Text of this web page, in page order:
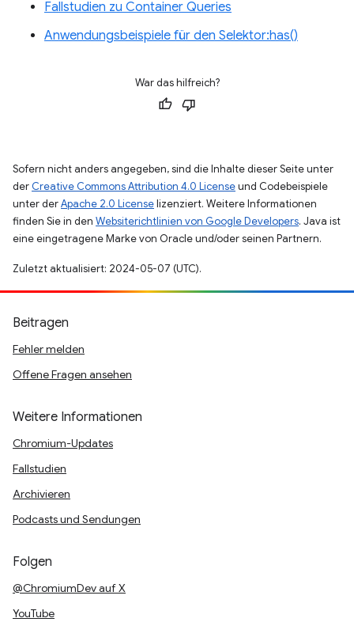
Fallstudien zu Container Queries
Anwendungsbeispiele für den Selektor:has()
War das hilfreich?
Sofern nicht anders angegeben, sind die Inhalte dieser Seite unter
der Creative Commons Attribution 4.0 Licenseund Codebeispiele
unter derApache 2.0 Licenselizenziert. Weitere Informationen
finden Sie in den Websiterichtlinien von Google Developers. Java ist
eine eingetragene Marke von Oracle und/oder seinen Partnern.
Zuletzt aktualisiert: 2024-05-07 (UTC).
Beitragen
Fehler melden
Offene Fragen ansehen
Weitere Informationen
Chromium-Updates
Fallstudien
Archivieren
Podcasts und Sendungen
Folgen
@ChromiumDev auf X
YouTube